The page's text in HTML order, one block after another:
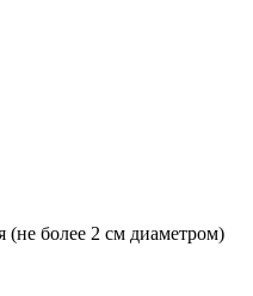
(не более 2 см диаметром)